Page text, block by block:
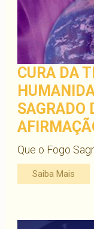
CURA DA
SAGRADO
Que o Fogo
Saiba Mais